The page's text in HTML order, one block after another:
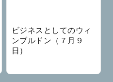
ビジネスとしてのウィ
ンブルドン（７月９
日）